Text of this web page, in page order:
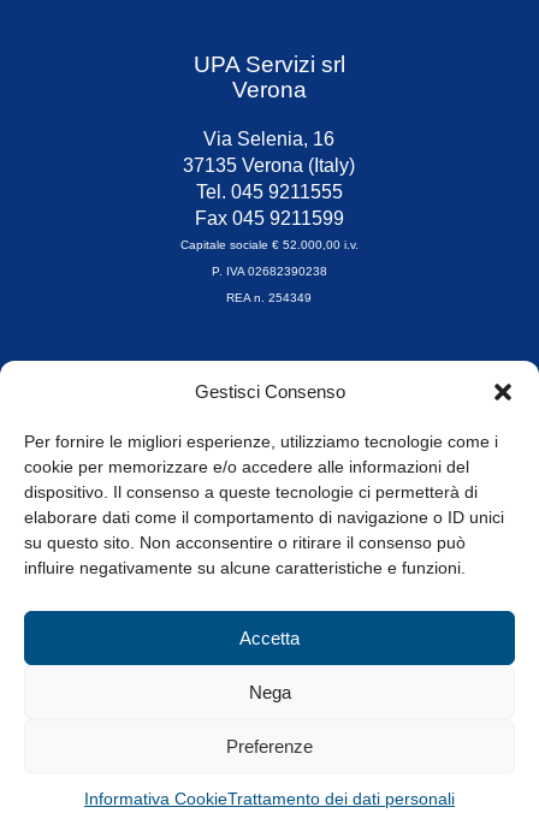
Gestisci Consenso
Per fornire le migliori esperienze, utilizziamo tecnologie come i
cookie per memorizzare e/o accedere alle informazioni del
dispositivo. Il consenso a queste tecnologie ci permetterà di
elaborare dati come il comportamento di navigazione o ID unici
su questo sito. Non acconsentire o ritirare il consenso può
influire negativamente su alcune caratteristiche e funzioni.
Accetta
Nega
Preferenze
Informativa CookieTrattamento dei dati personali
UPA Servizi srl
Verona
Via Selenia, 16
37135 Verona (Italy)
Tel. 045 9211555
Fax 045 9211599
Capitale sociale € 52.000,00 i.v.
P. IVA 02682390238
REA n. 254349
Orari di apertura
8.30-13.00 / 14.00-17.30
Whistleblowing
© Tutti i diritti riservati
Privacy Policy e Cookie|Informativa Cookie